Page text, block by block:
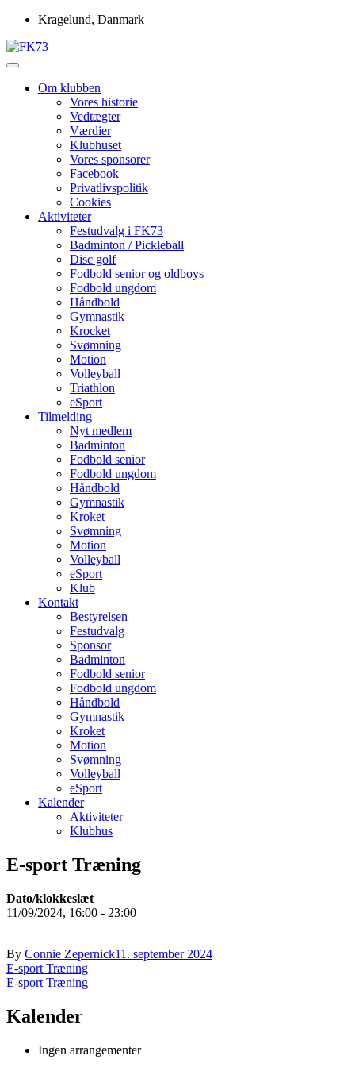
Skip
content
Kragelund, Danmark
FK73
Om klubben
Vores historie
Vedtægter
Værdier
Klubhuset
Vores sponsorer
Facebook
Privatlivspolitik
Cookies
Aktiviteter
Festudvalg i FK73
Badminton / Pickleball
Disc golf
Fodbold senior og oldboys
Fodbold ungdom
Håndbold
Gymnastik
Krocket
Svømning
Motion
Volleyball
Triathlon
eSport
Tilmelding
Nyt medlem
Badminton
Fodbold senior
Fodbold ungdom
Håndbold
Gymnastik
Kroket
Svømning
Motion
Volleyball
eSport
Klub
Kontakt
Bestyrelsen
Festudvalg
Sponsor
Badminton
Fodbold senior
Fodbold ungdom
Håndbold
Gymnastik
Kroket
Motion
Svømning
Volleyball
eSport
Kalender
Aktiviteter
Klubhus
E-sport Træning
Dato/klokkeslæt
11/09/2024, 16:00 - 23:00
By Connie Zepernick11. september 2024
Indlægsnavigation
E-sport Træning
E-sport Træning
Kalender
Ingen arrangementer